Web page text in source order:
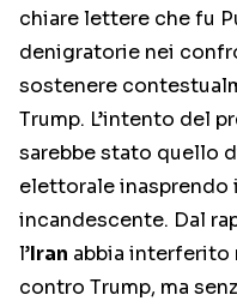
chiare lettere che fu
denigratorie nei
sostenere
Trump. L’intento del
sarebbe stato quello
elettorale inasprendo
incandescente. Dal
l’Iran abbia interferito
contro Trump, ma